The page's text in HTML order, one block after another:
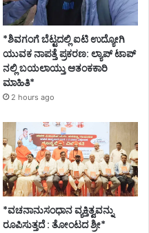
*ಶಿವಗಂಗೆ ಬೆಟ್ಟದಲ್ಲಿ ಐಟಿ ಉದ್ಯೋಗಿ
ಯುವಕ ನಾಪತ್ತೆ ಪ್ರಕರಣ: ಲ್ಯಾಪ್ ಟಾಪ್
ನಲ್ಲಿ ಬಯಲಾಯ್ತು ಆತಂಕಕಾರಿ
ಮಾಹಿತಿ*
2 hours ago
*ವಚನಾನುಸಂಧಾನ ವ್ಯಕ್ತಿತ್ವವನ್ನು
ರೂಪಿಸುತ್ತದೆ : ತೋಂಟದ ಶ್ರೀ*